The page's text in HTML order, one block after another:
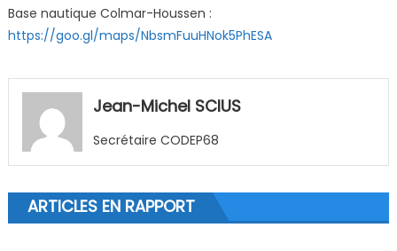
Base nautique Colmar-Houssen :
https://goo.gl/maps/NbsmFuuHNok5PhESA
Jean-Michel SCIUS
Secrétaire CODEP68
ARTICLES EN RAPPORT